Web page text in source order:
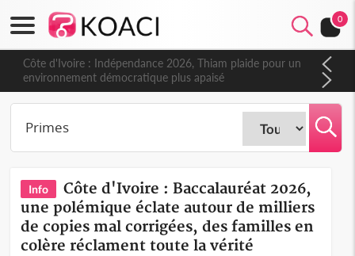
0
Côte d'Ivoire : Indépendance 2026, Thiam plaide pour un
environnement démocratique plus apaisé
Info
Côte d'Ivoire : Baccalauréat 2026,
une polémique éclate autour de milliers
de copies mal corrigées, des familles en
colère réclament toute la vérité